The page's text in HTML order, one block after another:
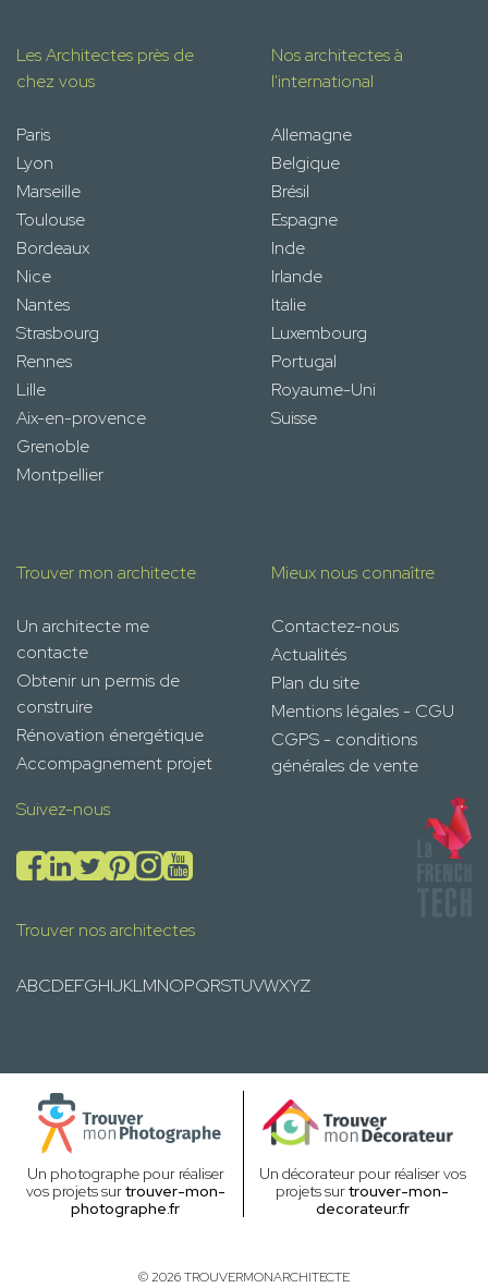
Les Architectes près de
chez vous
Paris
Lyon
Marseille
Toulouse
Bordeaux
Nice
Nantes
Strasbourg
Rennes
Lille
Aix-en-provence
Grenoble
Montpellier
Nos architectes à
l'international
Allemagne
Belgique
Brésil
Espagne
Inde
Irlande
Italie
Luxembourg
Portugal
Royaume-Uni
Suisse
Trouver mon architecte
Un architecte me
contacte
Obtenir un permis de
construire
Rénovation énergétique
Accompagnement projet
Mieux nous connaître
Contactez-nous
Actualités
Plan du site
Mentions légales - CGU
CGPS - conditions
générales de vente
Suivez-nous
Trouver nos architectes
ABCDEFGHIJKLMNOPQRSTUVWXYZ
Un photographe pour réaliser
vos projets surtrouver-mon-
photographe.fr
Un décorateur pour réaliser vos
projets surtrouver-mon-
decorateur.fr
© 2026 TROUVERMONARCHITECTE